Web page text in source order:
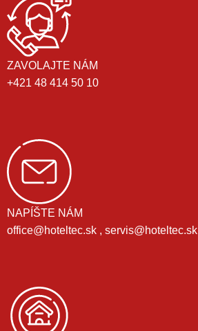
ZAVOLAJTE NÁM
+421 48 414 50 10
NAPÍŠTE NÁM
office@hoteltec.sk , servis@hoteltec.sk